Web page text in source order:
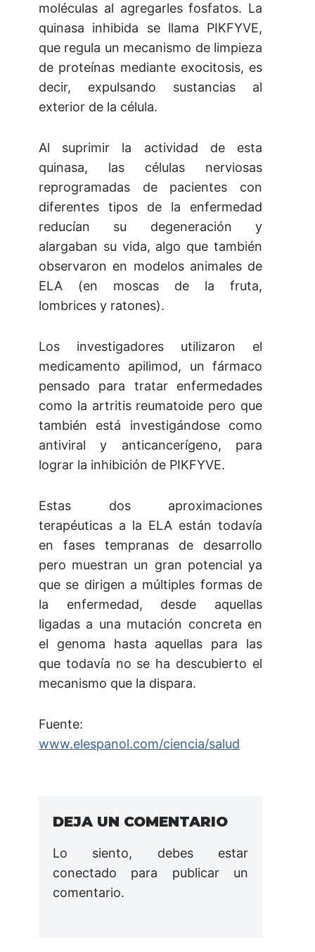
moléculas al agregarles fosfatos. La
quinasa inhibida se llama PIKFYVE,
que regula un mecanismo de limpieza
de proteínas mediante exocitosis, es
decir, expulsando sustancias al
exterior de la célula.
Al suprimir la actividad de esta
quinasa, las células nerviosas
reprogramadas de pacientes con
diferentes tipos de la enfermedad
reducían su degeneración y
alargaban su vida, algo que también
observaron en modelos animales de
ELA (en moscas de la fruta,
lombrices y ratones).
Los investigadores utilizaron el
medicamento apilimod, un fármaco
pensado para tratar enfermedades
como la artritis reumatoide pero que
también está investigándose como
antiviral y anticancerígeno, para
lograr la inhibición de PIKFYVE.
Estas dos aproximaciones
terapéuticas a la ELA están todavía
en fases tempranas de desarrollo
pero muestran un gran potencial ya
que se dirigen a múltiples formas de
la enfermedad, desde aquellas
ligadas a una mutación concreta en
el genoma hasta aquellas para las
que todavía no se ha descubierto el
mecanismo que la dispara.
Fuente:
www.elespanol.com/ciencia/salud
DEJA UN COMENTARIO
Lo siento, debes estar
conectado para publicar un
comentario.